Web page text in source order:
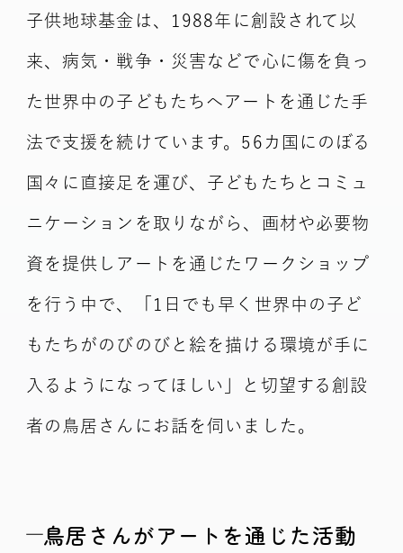
子供地球基金は、1988年に創設されて以
来、病気・戦争・災害などで心に傷を負っ
た世界中の子どもたちへアートを通じた手
法で支援を続けています。56カ国にのぼる
国々に直接足を運び、子どもたちとコミュ
ニケーションを取りながら、画材や必要物
資を提供しアートを通じたワークショップ
を行う中で、「1日でも早く世界中の子ど
もたちがのびのびと絵を描ける環境が手に
入るようになってほしい」と切望する創設
者の鳥居さんにお話を伺いました。
鳥居さんがアートを通じた活動